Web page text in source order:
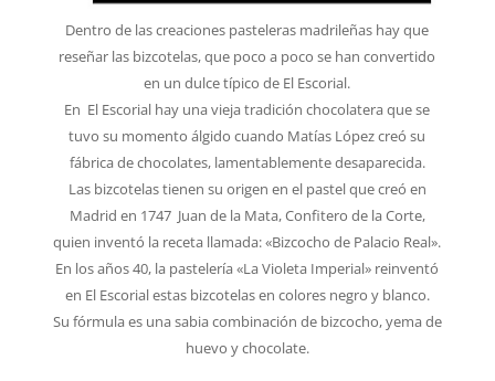
Dentro de las creaciones pasteleras madrileñas hay que
reseñar las bizcotelas, que poco a poco se han convertido
en un dulce típico de El Escorial.
En El Escorial hay una vieja tradición chocolatera que se
tuvo su momento álgido cuando Matías López creó su
fábrica de chocolates, lamentablemente desaparecida.
Las bizcotelas tienen su origen en el pastel que creó en
Madrid en 1747 Juan de la Mata, Confitero de la Corte,
quien inventó la receta llamada: «Bizcocho de Palacio Real».
En los años 40, la pastelería «La Violeta Imperial» reinventó
en El Escorial estas bizcotelas en colores negro y blanco.
Su fórmula es una sabia combinación de bizcocho, yema de
huevo y chocolate.